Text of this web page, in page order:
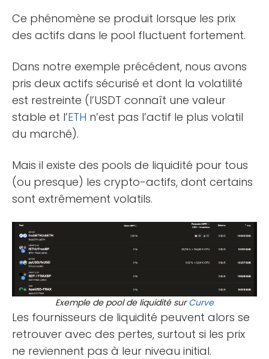
Ce phénomène se produit lorsque les prix
des actifs dans le pool fluctuent fortement.
Dans notre exemple précédent, nous avons
pris deux actifs sécurisé et dont la volatilité
est restreinte (l’USDT connaît une valeur
stable et l’ETH n’est pas l’actif le plus volatil
du marché).
Mais il existe des pools de liquidité pour tous
(ou presque) les crypto-actifs, dont certains
sont extrêmement volatils.
Exemple de pool de liquidité surCurve
Les fournisseurs de liquidité peuvent alors se
retrouver avec des pertes, surtout si les prix
ne reviennent pas à leur niveau initial.